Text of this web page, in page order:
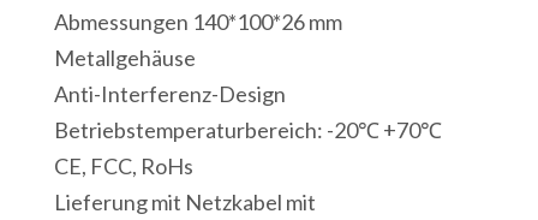
Abmessungen 140*100*26 mm
Metallgehäuse
Anti-Interferenz-Design
Betriebstemperaturbereich: -20℃ +70℃
CE, FCC, RoHs
Lieferung mit Netzkabel mit